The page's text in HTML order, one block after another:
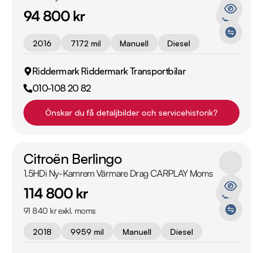
94 800 kr
2016 7172 mil Manuell Diesel
Riddermark Riddermark Transportbilar
010-108 20 82
Önskar du få detaljbilder och servicehistorik?
Citroën Berlingo
1.5HDi Ny-Kamrem Värmare Drag CARPLAY Moms
114 800 kr
91 840 kr exkl. moms
2018 9959 mil Manuell Diesel